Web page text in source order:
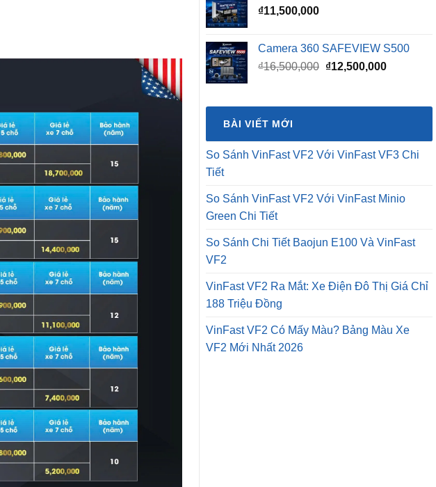
₫11,500,000
Camera 360 SAFEVIEW S500
₫16,500,000 Giá
₫16,500,000.
₫12,500,000Giá
là:
BÀI VIẾT MỚI
So Sánh VinFast VF2 Với VinFast VF3 Chi
Tiết
So Sánh VinFast VF2 Với VinFast Minio
Green Chi Tiết
So Sánh Chi Tiết Baojun E100 Và VinFast
VF2
VinFast VF2 Ra Mắt: Xe Điện Đô Thị Giá Chỉ
188 Triệu Đồng
VinFast VF2 Có Mấy Màu? Bảng Màu Xe
VF2 Mới Nhất 2026